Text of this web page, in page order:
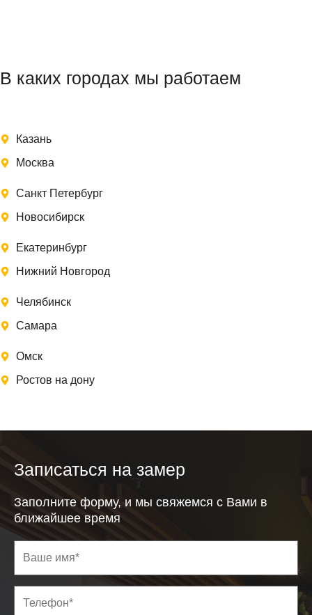
В каких городах мы работаем
Казань
Москва
Санкт Петербург
Новосибирск
Екатеринбург
Нижний Новгород
Челябинск
Самара
Омск
Ростов на дону
Записаться на замер
Заполните форму, и мы свяжемся с Вами в
ближайшее время